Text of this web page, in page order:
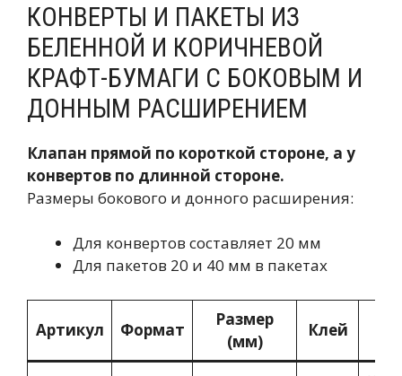
КОНВЕРТЫ И ПАКЕТЫ ИЗ
БЕЛЕННОЙ И КОРИЧНЕВОЙ
КРАФТ-БУМАГИ С БОКОВЫМ И
ДОННЫМ РАСШИРЕНИЕМ
Клапан прямой по короткой стороне, а у
конвертов по длинной стороне.
Размеры бокового и донного расширения:
Для конвертов составляет 20 мм
Для пакетов 20 и 40 мм в пакетах
Артикул Формат
Размер
(мм)
Клей